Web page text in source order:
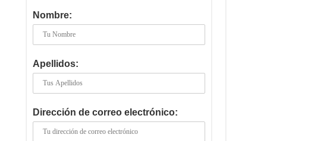
Nombre:
Apellidos:
Dirección de correo electrónico: